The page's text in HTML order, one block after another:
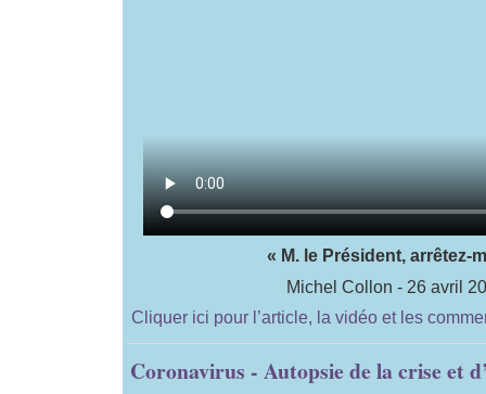
« M. le Président, arrêtez-
Michel Collon - 26 avril
Cliquer ici pour l’article, la vidéo et les
Coronavirus - Autopsie de la crise et